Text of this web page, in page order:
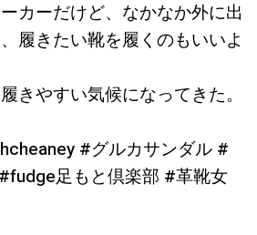
カーだけど、なかなか外に出
履きたい靴を履くのもいいよ
きやすい気候になってきた。
#グルカサンダル #
足もと倶楽部 #革靴女